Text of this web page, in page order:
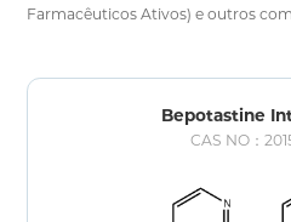
Farmacêuticos Ativos) e outros
qualidade, garantindo pureza,
processos produtivos posteriores.
Bepotastine
CAS NO：